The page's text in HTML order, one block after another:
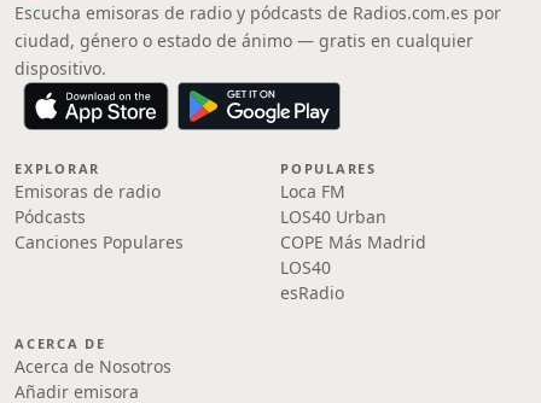
Escucha emisoras de radio y pódcasts de Radios.com.es por
ciudad, género o estado de ánimo — gratis en cualquier
dispositivo.
EXPLORAR
Emisoras de radio
Pódcasts
Canciones Populares
POPULARES
Loca FM
LOS40 Urban
COPE Más Madrid
LOS40
esRadio
ACERCA DE
Acerca de Nosotros
Añadir emisora